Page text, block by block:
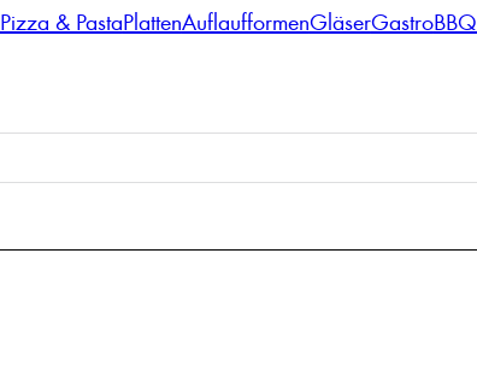
Pizza & PastaPlattenAuflaufformenGläserGastroBBQ